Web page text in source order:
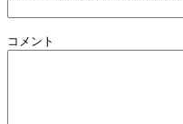
コメント